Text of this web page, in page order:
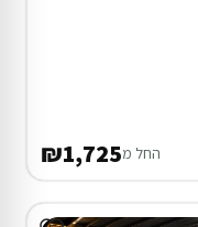
החל מ₪1,725